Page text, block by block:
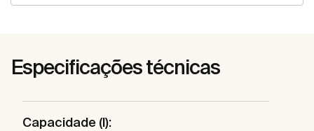
Especificações técnicas
Capacidade (l):